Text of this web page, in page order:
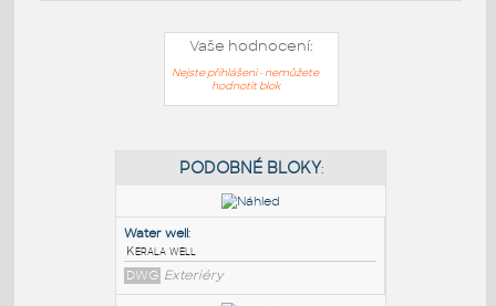
Vaše hodnocení:
Nejste přihlášeni - nemůžete
hodnotit blok